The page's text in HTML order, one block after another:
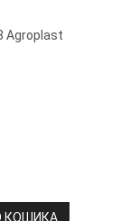
Agroplast
КОШИКА